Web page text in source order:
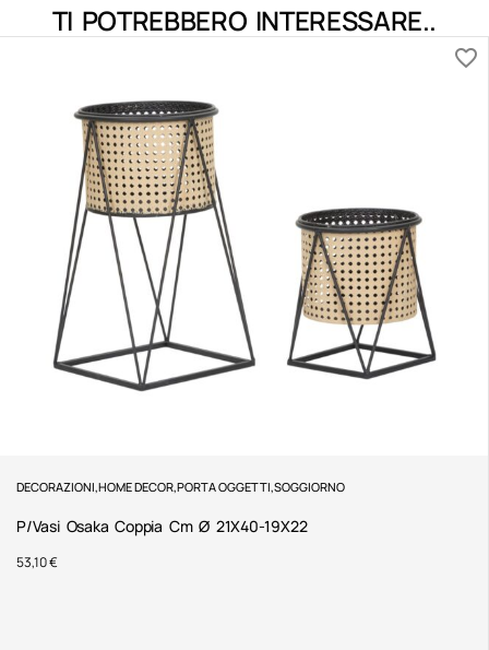
TI POTREBBERO INTERESSARE..
DECORAZIONI,HOME DECOR,PORTA OGGETTI,SOGGIORNO
P/Vasi Osaka Coppia Cm Ø 21X40-19X22
53,10€